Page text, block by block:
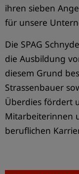
ihren sieben
für unsere
Die SPAG
die Ausbildung
diesem Grund
Strassenbauer
Überdies fördert
Mitarbeiterinnen
beruflichen